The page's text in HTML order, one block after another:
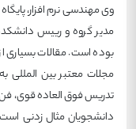
وی مهندسی نرم افزار،
مدیر گروه و رییس
بوده است. مقالات بسیاری
مجلات معتبر بین
تدریس فوق العاده قوی،
دانشجویان مثال زدنی